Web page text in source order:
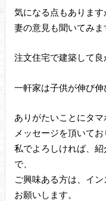
気になる点もあります
妻の意見も聞いてみま
注文住宅で建築して良
一軒家は子供が伸び伸
ありがたいことにタ
メッセージを頂いてお
私でよろしければ、
で、
ご興味ある方は、イ
お願いします。